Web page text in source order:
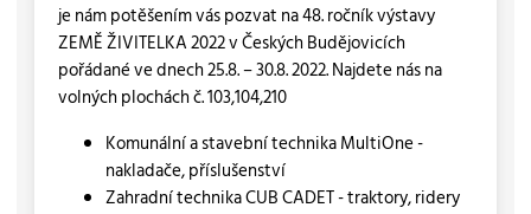
je nám potěšením vás pozvat na 48. ročník výstavy
ZEMĚ ŽIVITELKA 2022 v Českých Budějovicích
pořádané ve dnech 25.8. – 30.8. 2022. Najdete nás na
volných plochách č. 103,104,210
Komunální a stavební technika MultiOne -
nakladače, příslušenství
Zahradní technika CUB CADET - traktory, ridery